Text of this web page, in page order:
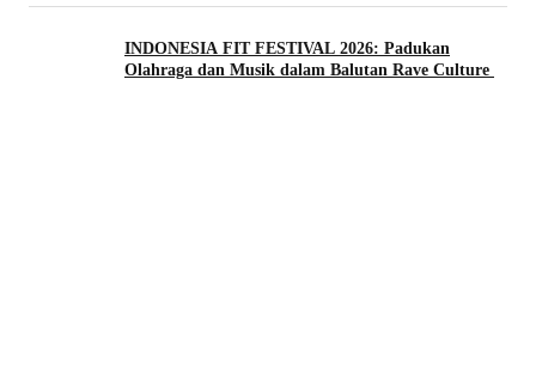
INDONESIA FIT FESTIVAL 2026: Padukan
Olahraga dan Musik dalam Balutan Rave Culture